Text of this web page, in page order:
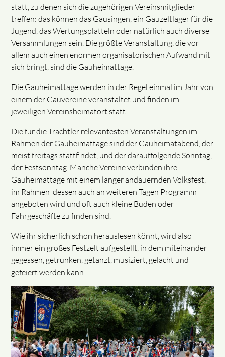
statt, zu denen sich die zugehörigen Vereinsmitglieder
treffen: das können das Gausingen, ein Gauzeltlager für die
Jugend, das Wertungsplatteln oder natürlich auch diverse
Versammlungen sein. Die größte Veranstaltung, die vor
allem auch einen enormen organisatorischen Aufwand mit
sich bringt, sind die Gauheimattage.
Die Gauheimattage werden in der Regel einmal im Jahr von
einem der Gauvereine veranstaltet und finden im
jeweiligen Vereinsheimatort statt.
Die für die Trachtler relevantesten Veranstaltungen im
Rahmen der Gauheimattage sind der Gauheimatabend, der
meist freitags stattfindet, und der darauffolgende Sonntag,
der Festsonntag. Manche Vereine verbinden ihre
Gauheimattage mit einem länger andauernden Volksfest,
im Rahmen dessen auch an weiteren Tagen Programm
angeboten wird und oft auch kleine Buden oder
Fahrgeschäfte zu finden sind.
Wie ihr sicherlich schon herauslesen könnt, wird also
immer ein großes Festzelt aufgestellt, in dem miteinander
gegessen, getrunken, getanzt, musiziert, gelacht und
gefeiert werden kann.